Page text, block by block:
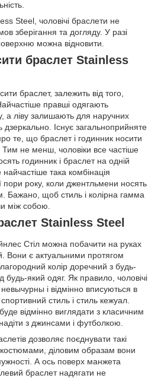
Steel, чоловічі браслети не
зберігання та догляду. У разі
можна відновити.
браслет Stainless
браслет, залежить від того,
правші одягають
а ліву залишають для наручних
дзеркально. Існує загальноприйняте
те, що браслет і годинник носити
не менш, чоловіки все частіше
годинник і браслет на одній
така комбінація
пори року, коли джентльмени носять
Бажано, щоб стиль і колірна гамма
між собою.
Stainless Steel
Стіл можна побачити на руках
Вони є актуальними протягом
колір доречний з будь-
будь-який одяг. Як правило, чоловічі
і відмінно вписуються в
стиль і стиль кежуал.
відмінно виглядати з класичним
з джинсами і футболкою.
дозволяє поєднувати такі
діловим образам вони
А ось поверх манжета
браслет надягати не